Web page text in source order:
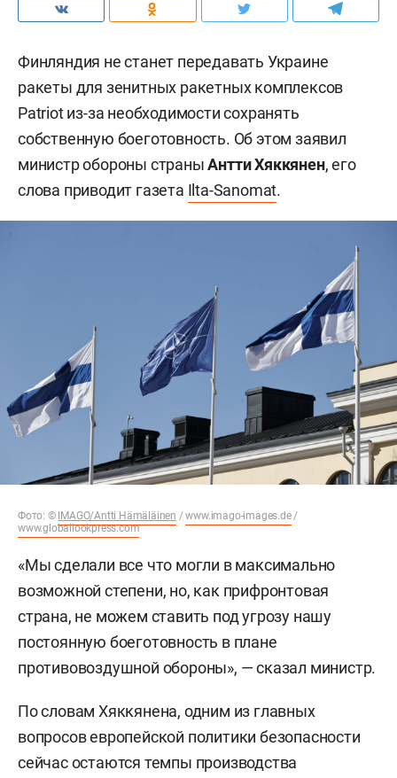
Финляндия не станет передавать Украине
ракеты для зенитных ракетных комплексов
Patriot из-за необходимости сохранять
собственную боеготовность. Об этом заявил
министр обороны страныАнтти Хяккянен, его
слова приводит газета Ilta-Sanomat.
Фото: © IMAGO/Antti Hämäläinen /www.imago-images.de/
www.globallookpress.com
«Мы сделали все что могли в максимально
возможной степени, но, как прифронтовая
страна, не можем ставить под угрозу нашу
постоянную боеготовность в плане
противовоздушной обороны», — сказал министр.
По словам Хяккянена, одним из главных
вопросов европейской политики безопасности
сейчас остаются темпы производства